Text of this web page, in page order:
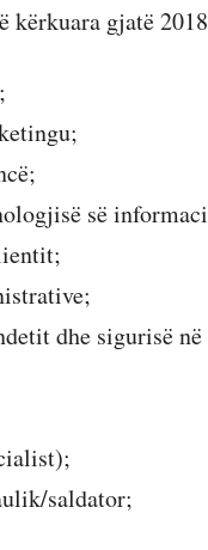
kërkuara gjatë
së
dhe sigurisë në
saldator;